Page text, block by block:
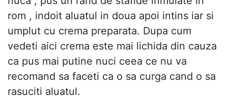
rom , indoit aluatul in doua apoi intins iar si
umplut cu crema preparata. Dupa cum
vedeti aici crema este mai lichida din cauza
ca pus mai putine nuci ceea ce nu va
recomand sa faceti ca o sa curga cand o sa
rasuciti aluatul.